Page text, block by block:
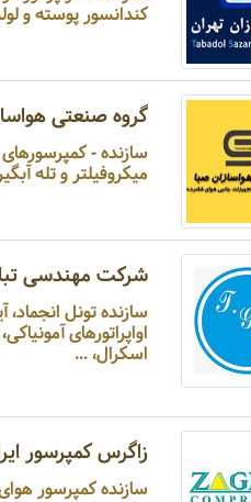
کندانسور پوسته و لوله، کندانسور هوایی 3-
گروه صنعتی
سازنده -
میکروفیلتر و تله آبگیر، مخزن
شرکت مهندسی
اواپراتورهای
اسکرال، ...
زاگرس کمپرسور
سازنده